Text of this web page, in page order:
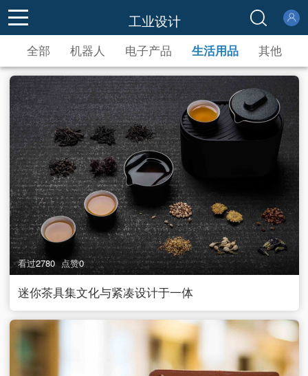
工业设计
登录 注册
全部 机器人 电子产品 生活用品 其他
看过2780 点赞0
迷你茶具集文化与紧凑设计于一体